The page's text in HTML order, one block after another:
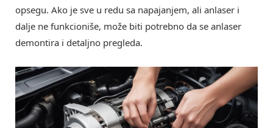
opsegu. Ako je sve u redu sa napajanjem, ali anlaser i
dalje ne funkcioniše, može biti potrebno da se anlaser
demontira i detaljno pregleda.